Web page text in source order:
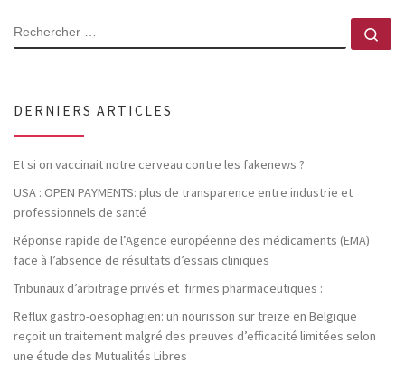
RECHERCHER
DERNIERS ARTICLES
Et si on vaccinait notre cerveau contre les fakenews ?
USA : OPEN PAYMENTS: plus de transparence entre industrie et
professionnels de santé
Réponse rapide de l’Agence européenne des médicaments (EMA)
face à l’absence de résultats d’essais cliniques
Tribunaux d’arbitrage privés et firmes pharmaceutiques :
Reflux gastro-oesophagien: un nourisson sur treize en Belgique
reçoit un traitement malgré des preuves d’efficacité limitées selon
une étude des Mutualités Libres